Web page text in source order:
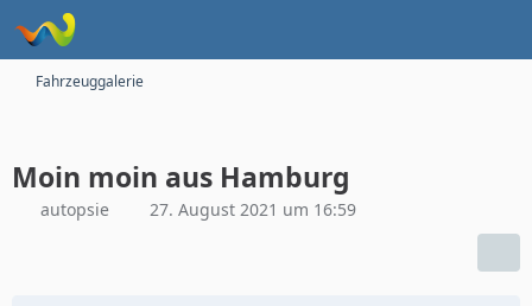
Fahrzeuggalerie
Moin moin aus Hamburg
autopsie 27. August 2021 um 16:59